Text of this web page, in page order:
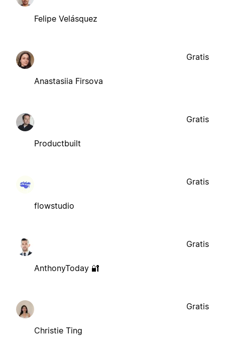
Felipe Velásquez
Anastasiia Firsova
Gratis
Productbuilt
Gratis
flowstudio
Gratis
AnthonyToday 🔐
Gratis
Christie Ting
Gratis